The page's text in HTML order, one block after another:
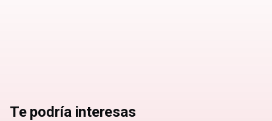
Te podría interesas